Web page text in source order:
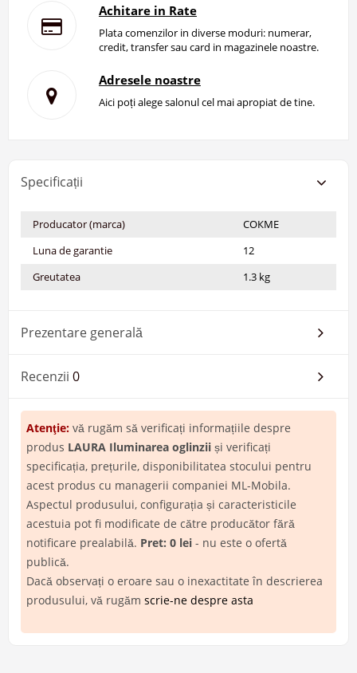
Achitare in Rate
Plata comenzilor in diverse moduri: numerar,
credit, transfer sau card in magazinele noastre.
Adresele noastre
Aici poți alege salonul cel mai apropiat de tine.
Specificații
Producator (marca)
СОКМЕ
Luna de garantie
12
Greutatea
1.3 kg
Prezentare generală
Recenzii 0
Atenţie: vă rugăm să verificați informațiile despre
produs LAURA Iluminarea oglinzii și verificați
specificația, prețurile, disponibilitatea stocului pentru
acest produs cu managerii companiei ML-Mobila.
Aspectul produsului, configurația și caracteristicile
acestuia pot fi modificate de către producător fără
notificare prealabilă. Pret: 0 lei - nu este o ofertă
publică.
Dacă observați o eroare sau o inexactitate în descrierea
produsului, vă rugăm scrie-ne despre asta